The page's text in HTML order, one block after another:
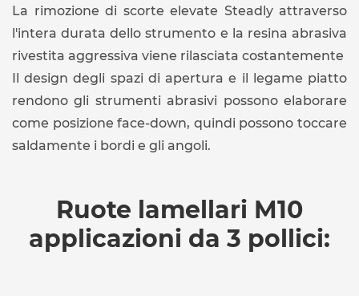
La rimozione di scorte elevate Steadly attraverso
l'intera durata dello strumento e la resina abrasiva
rivestita aggressiva viene rilasciata costantemente
Il design degli spazi di apertura e il legame piatto
rendono gli strumenti abrasivi possono elaborare
come posizione face-down, quindi possono toccare
saldamente i bordi e gli angoli.
Ruote lamellari M10
applicazioni da 3 pollici: